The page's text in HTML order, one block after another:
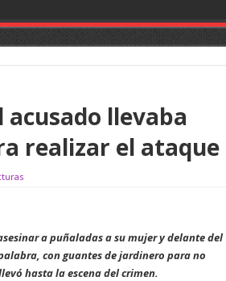
acusado llevaba
realizar el ataque
a puñaladas a su mujer y delante del
con guantes de jardinero para no
hasta la escena del crimen.